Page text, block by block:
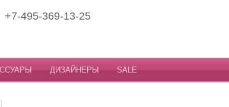
+7-495-369-13-25
ДИЗАЙНЕРЫ SALE